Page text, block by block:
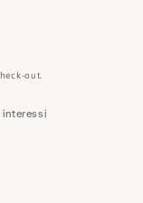
out.
interessi